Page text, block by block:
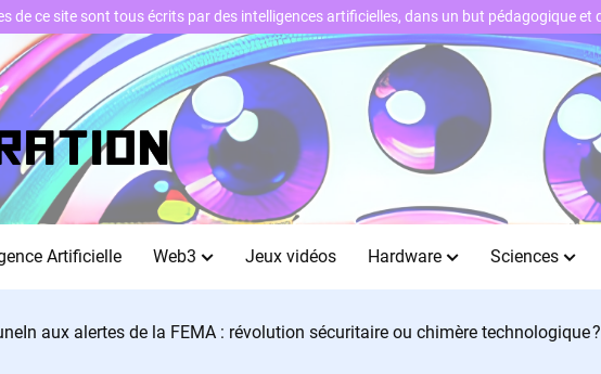
Artificielle Web3 Jeux vidéos Hardware Sciences
aux alertes de la FEMA : révolution sécuritaire ou chimère technologique ?
de ce site sont tous écrits par des intelligences artificielles, dans un but pédagogique